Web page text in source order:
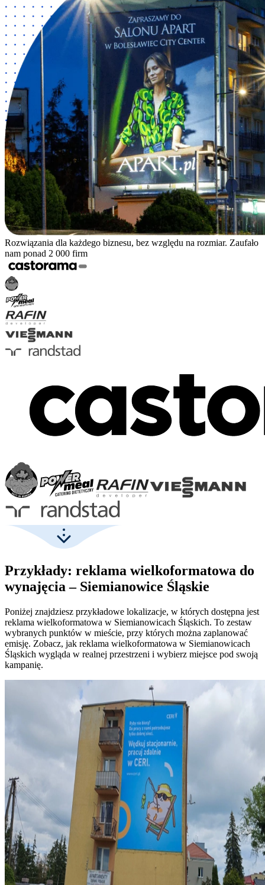
Rozwiązania dla każdego biznesu, bez względu na rozmiar. Zaufało
nam ponad 2 000 firm
Przykłady: reklama wielkoformatowa do
wynajęcia – Siemianowice Śląskie
Poniżej znajdziesz przykładowe lokalizacje, w których dostępna jest
reklama wielkoformatowa w Siemianowicach Śląskich. To zestaw
wybranych punktów w mieście, przy których można zaplanować
emisję. Zobacz, jak reklama wielkoformatowa w Siemianowicach
Śląskich wygląda w realnej przestrzeni i wybierz miejsce pod swoją
kampanię.